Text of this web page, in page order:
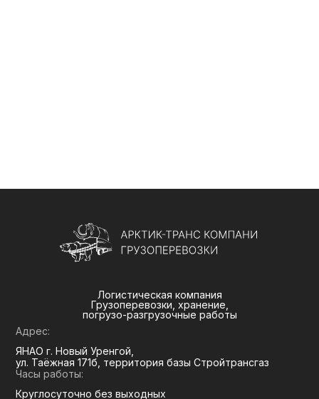
Логистическая компания
Грузоперевозки, хранение,
погрузо-разгрузочные работы
Адрес:
ЯНАО г. Новый Уренгой,
ул. Таёжная 171б, территория базы Стройтрансгаз
Часы работы:
Круглосуточно без выходных